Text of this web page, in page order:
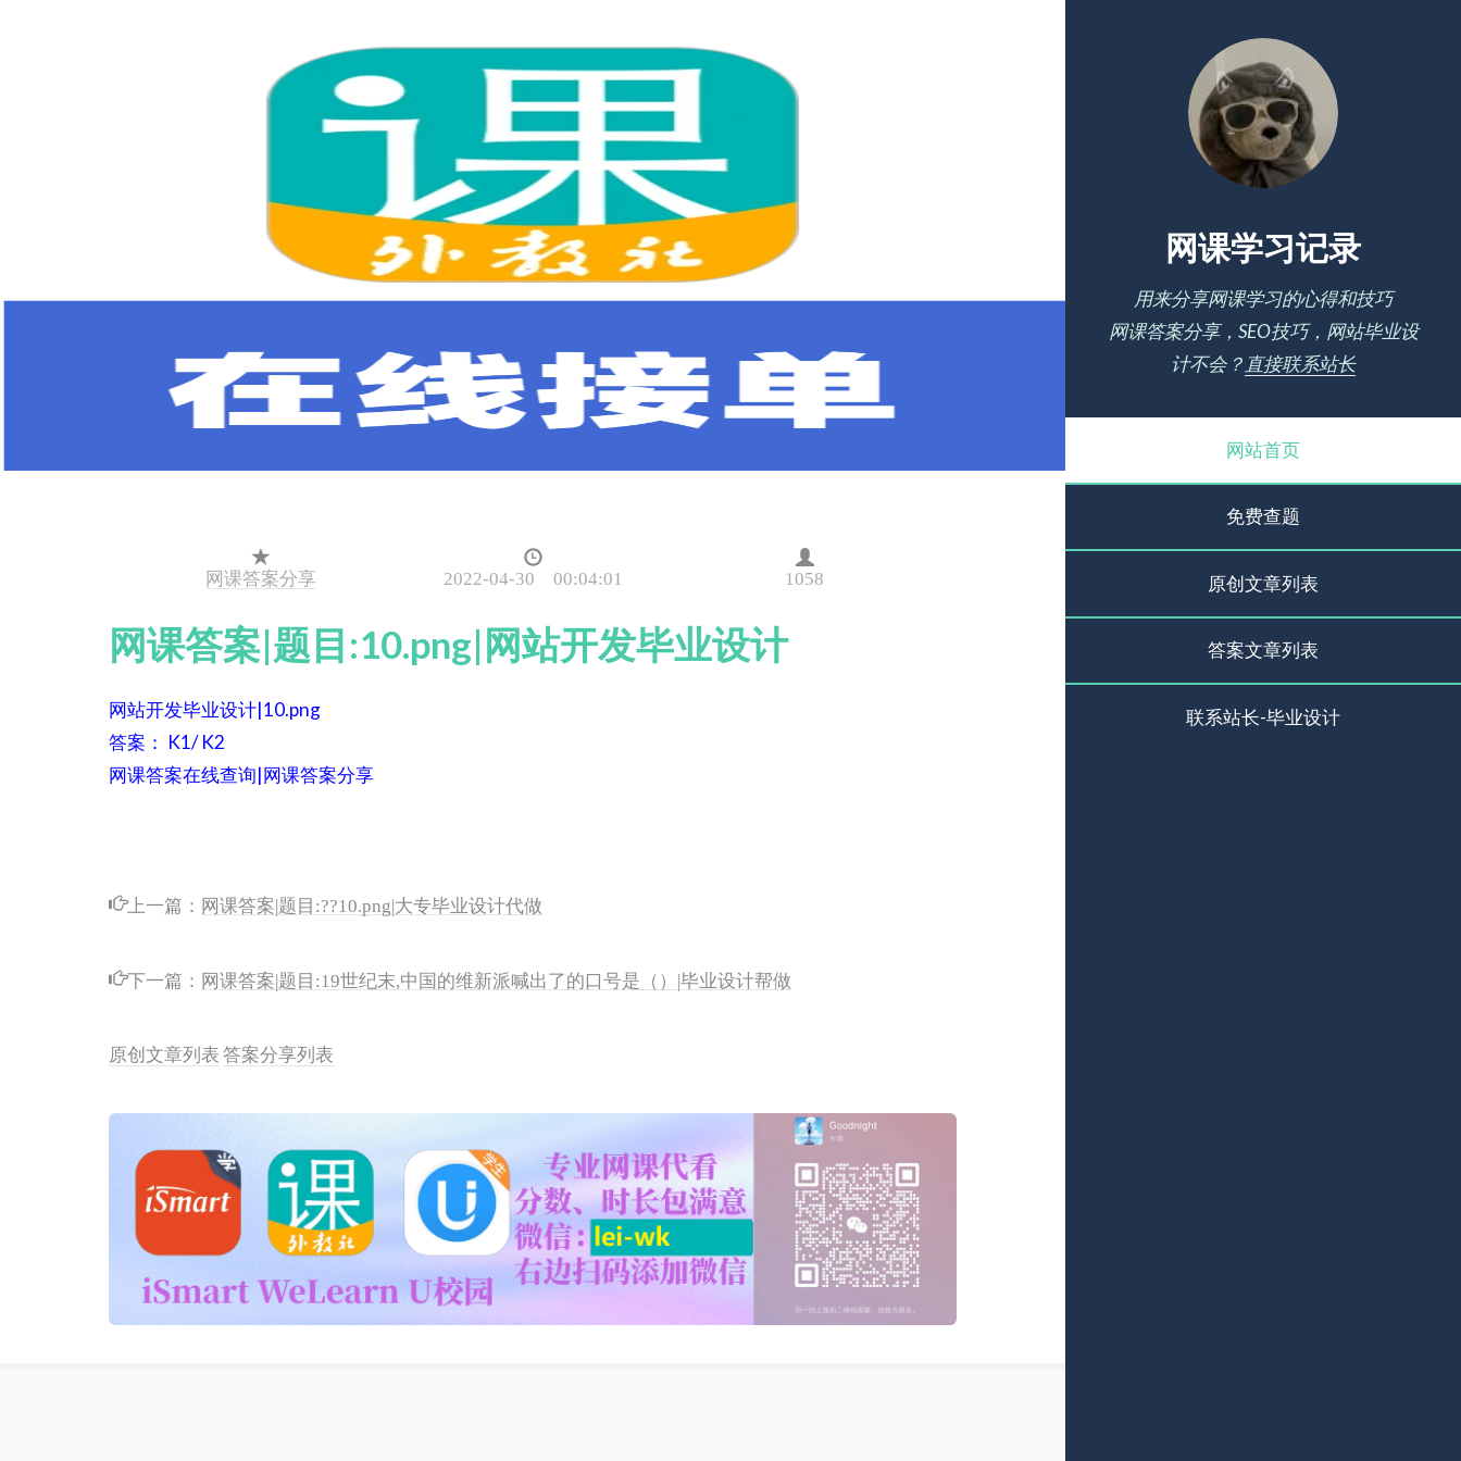
网课学习记录
用来分享网课学习的心得和技巧
网课答案分享，SEO技巧，网站毕业设
计不会？ 直接联系站长
网站首页
免费查题
原创文章列表
答案文章列表
联系站长-毕业设计
网课答案分享 2022-04-30 00:04:01 1058
网课答案|题目:10.png|网站开发毕业设计
网站开发毕业设计|10.png
答案： K1/ K2
网课答案在线查询|网课答案分享
上一篇： 网课答案|题目:??10.png|大专毕业设计代做
下一篇： 网课答案|题目:19世纪末,中国的维新派喊出了的口号是（）|毕业设计帮做
原创文章列表答案分享列表